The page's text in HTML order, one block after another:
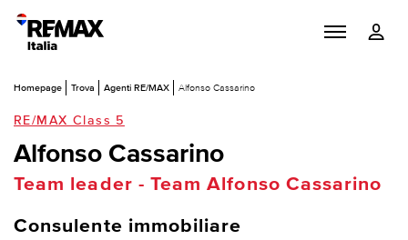
Homepage Trova Agenti RE/MAX Alfonso Cassarino
RE/MAX Class 5
Alfonso Cassarino
Team leader - Team Alfonso Cassarino
Consulente immobiliare